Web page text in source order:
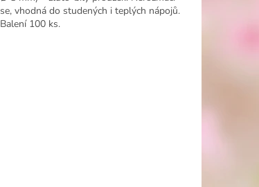
se, vhodná do studených i teplých nápojů.
Balení 100 ks.